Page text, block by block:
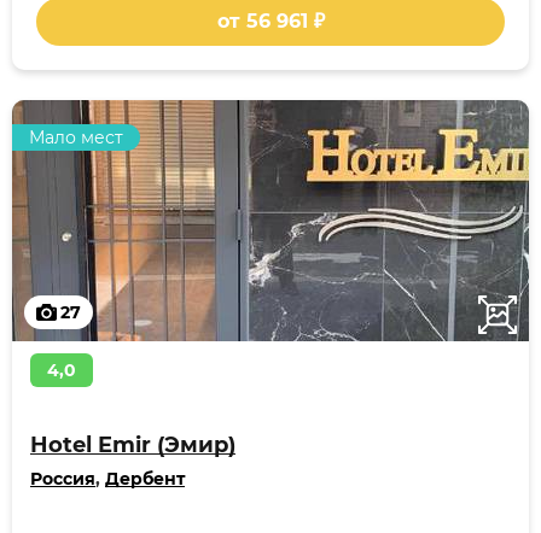
от 56 961 ₽
27
Мало мест
4,0
Hotel Emir (Эмир)
Россия, Дербент